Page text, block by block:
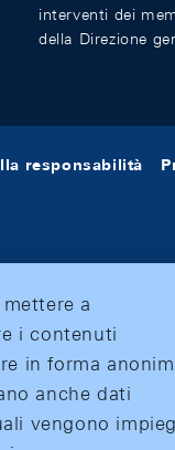
interventi dei
della Direzione
responsabilità
a
i contenuti
in forma
anche dati
vengono